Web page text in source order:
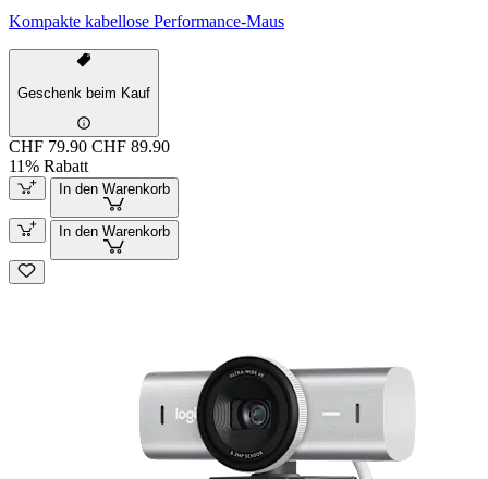
Kompakte kabellose Performance-Maus
Geschenk beim Kauf
CHF 79.90 CHF 89.90
11% Rabatt
In den Warenkorb
In den Warenkorb